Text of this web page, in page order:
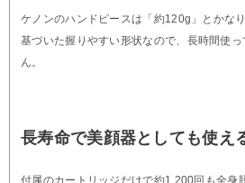
ケノンのハンドピースは「約120g」とかな
基づいた握りやすい形状なので、長時間使
ん。
長寿命で美顔器としても使え
付属のカートリッジだけで約1,200回も全身